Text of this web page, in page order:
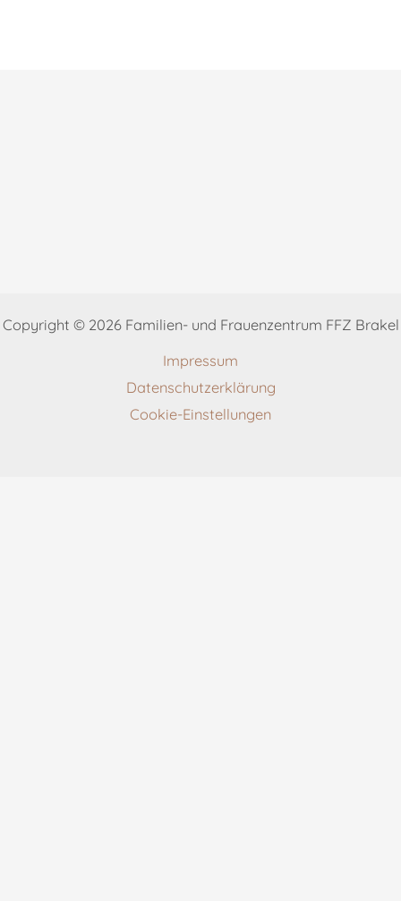
Copyright © 2026 Familien- und Frauenzentrum FFZ Brakel
Impressum
Datenschutzerklärung
Cookie-Einstellungen